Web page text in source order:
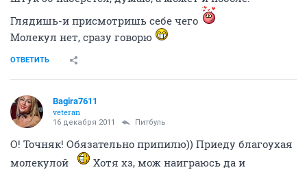
Глядишь-и присмотришь себе чего
Молекул нет, сразу говорю
ОТВЕТИТЬ
Bagira7611
veteran
16 декабря 2011 Питбуль
О! Точняк! Обязательно припилю)) Приеду благоухая
молекулой
Хотя хз, мож наиграюсь да и